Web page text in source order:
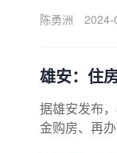
陈勇洲
2024-
雄安：住
据雄安发布
金购房、再